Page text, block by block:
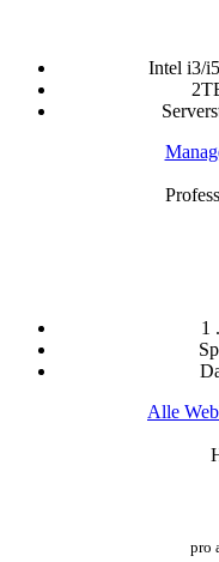
Intel i3/
1
Alle
pro